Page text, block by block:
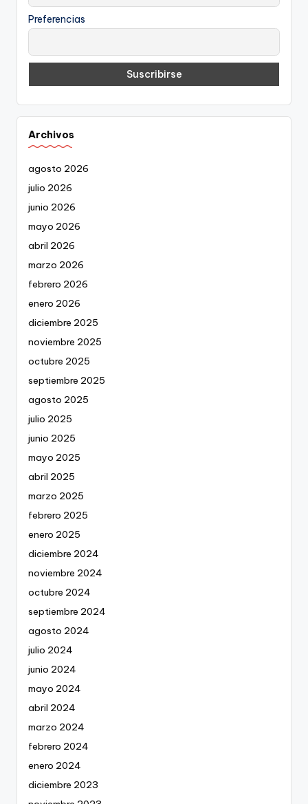
Preferencias
Archivos
agosto 2026
julio 2026
junio 2026
mayo 2026
abril 2026
marzo 2026
febrero 2026
enero 2026
diciembre 2025
noviembre 2025
octubre 2025
septiembre 2025
agosto 2025
julio 2025
junio 2025
mayo 2025
abril 2025
marzo 2025
febrero 2025
enero 2025
diciembre 2024
noviembre 2024
octubre 2024
septiembre 2024
agosto 2024
julio 2024
junio 2024
mayo 2024
abril 2024
marzo 2024
febrero 2024
enero 2024
diciembre 2023